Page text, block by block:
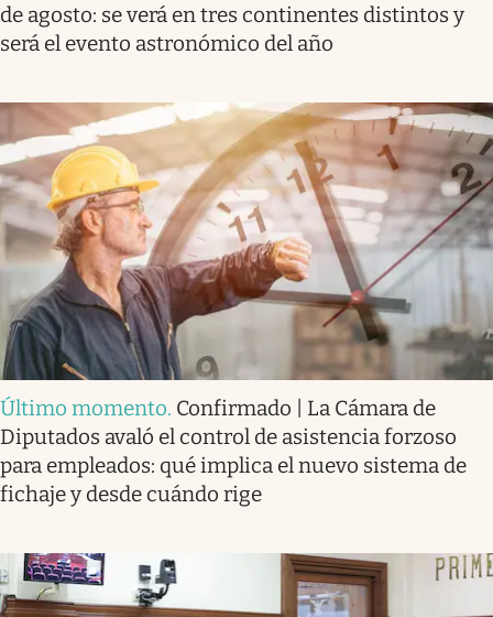
de agosto: se verá en tres continentes distintos y
será el evento astronómico del año
Último momento. Confirmado | La Cámara de
Diputados avaló el control de asistencia forzoso
para empleados: qué implica el nuevo sistema de
fichaje y desde cuándo rige